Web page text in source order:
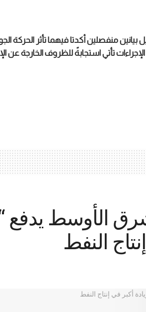
منفصلين أكدتا فيهما تأثر الحركة
تأتي استجابةً للظروف الخارجة عن
الأوسط يدفع
النفط